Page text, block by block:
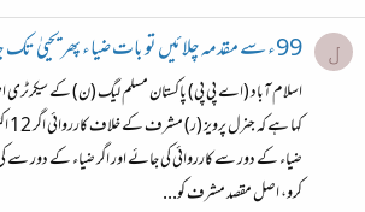
ل 99ء سے مقدمہ چلائیں تو بات ضیاء پھر یحییٰ تک جائیگی، مشاہد اللہ
اسلام آباد (اے پی پی) پاکستان مسلم لیگ (ن) کے سیکرٹری
ضیاء کے دور سے کارروائی کی جائے اور اگر ضیاء کے دور سے
کرو، اصل مقصد مشرف کو...